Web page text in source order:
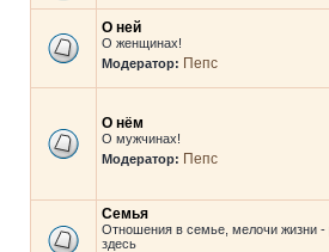
О ней
О женщинах!
Модератор: Пепс
О нём
О мужчинах!
Модератор: Пепс
Семья
Отношения в семье, мелочи жизни
здесь